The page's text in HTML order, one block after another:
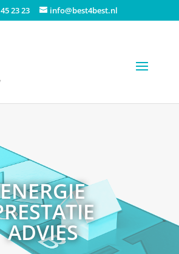
23 23 info@best4best.nl
ENERGIE
ADVIES